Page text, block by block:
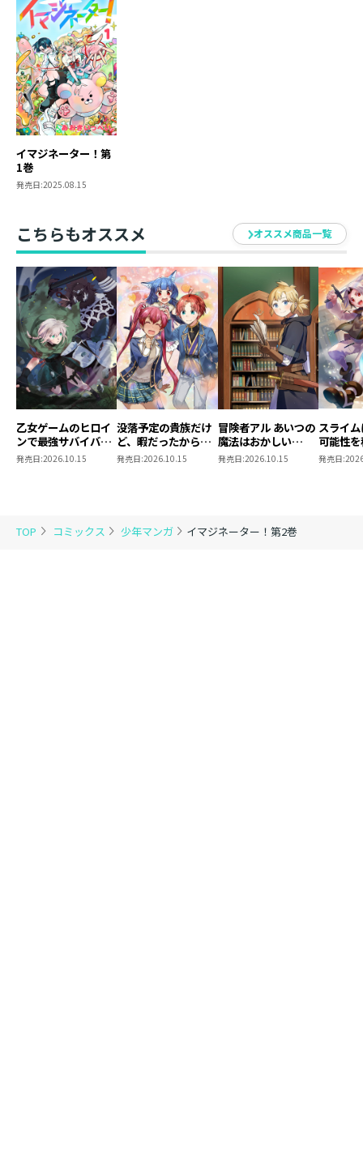
TOP コミックス 少年マンガ イマジネーター！第2巻
イマジネーター！第
1巻
発売日:2025.08.15
こちらもオススメ オススメ商品一覧
乙女ゲームのヒロイ
ンで最強サバイバル
@COMIC 第9巻
発売日:2026.10.15
没落予定の貴族だけ
ど、暇だったから魔
法を極めてみた
発売日:2026.10.15
冒険者アル あいつの
魔法はおかしい
@COMIC 第5巻
発売日:2026.10.15
スライ
可能性
～２回
発売日: